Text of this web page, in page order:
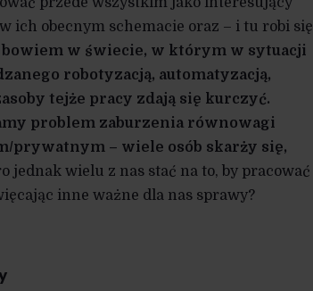
ich obecnym schemacie oraz – i tu robi się
w świecie, w którym w sytuacji
robotyzacją, automatyzacją,
tejże pracy zdają się kurczyć.
problem zaburzenia równowagi
prywatnym – wiele osób skarży się,
jednak wielu z nas stać na to, by pracować
inne ważne dla nas sprawy?